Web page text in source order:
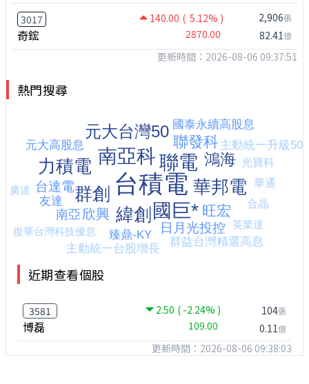
3017 140.00 ( 5.12% )
奇鋐 2870.00
2,906張
82.41億
更新時間：2026-08-06 09:37:51
熱門搜尋
近期查看個股
3581 2.50 ( -2.24% )
博磊 109.00
104張
0.11億
更新時間：2026-08-06 09:38:03